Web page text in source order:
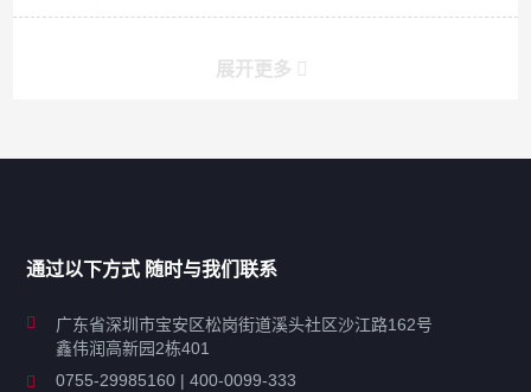
展开更多
工业超声波清洗设备
通过以下方式 随时与我们联系
广东省深圳市宝安区松岗街道溪头社区沙江路162号
鑫伟润高新园2栋401
0755-29985160 | 400-0099-333